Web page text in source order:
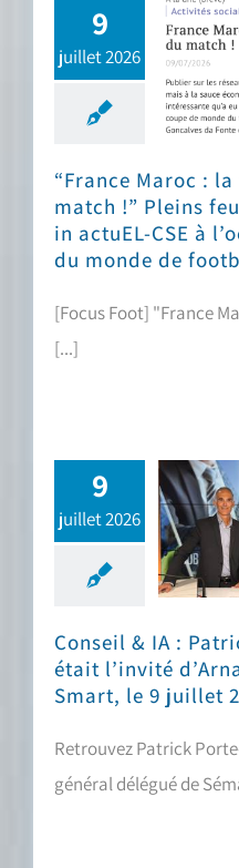
9
juillet 2026
“France Maroc :
match !” Pleins
in actuEL-CSE à
du monde de
[Focus Foot] "France
[...]
9
juillet 2026
Conseil & IA :
était l’invité
Smart, le 9 juillet
Retrouvez Patrick
général délégué de